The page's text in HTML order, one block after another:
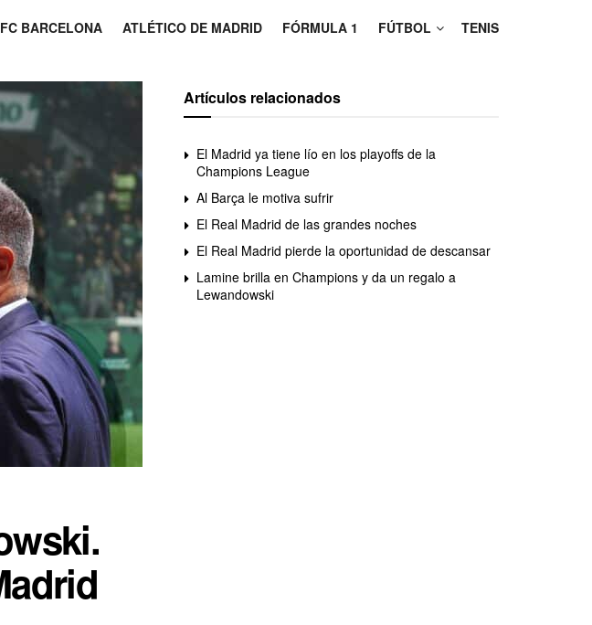
FC BARCELONA ATLÉTICO DE MADRID FÓRMULA 1 FÚTBOL TENIS
Artículos relacionados
El Madrid ya tiene lío en los playoffs de la
Champions League
Al Barça le motiva sufrir
El Real Madrid de las grandes noches
El Real Madrid pierde la oportunidad de descansar
Lamine brilla en Champions y da un regalo a
Lewandowski